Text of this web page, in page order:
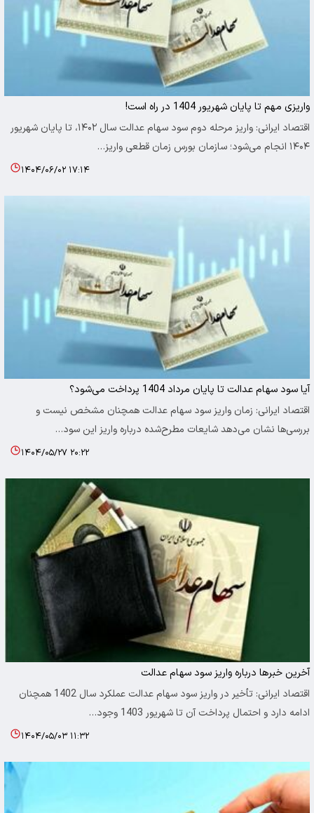
واریزی مهم تا پایان شهریور 1404 در راه است!
اقتصاد ایرانی: واریز مرحله دوم سود سهام عدالت سال ۱۴۰۲، تا پایان شهریور
۱۴۰۴ انجام می‌شود؛ سازمان بورس زمان قطعی واریز…
۱۴۰۴/۰۶/۰۲ ۱۷:۱۴
آیا سود سهام عدالت تا پایان مرداد 1404 پرداخت می‌شود؟
اقتصاد ایرانی: زمان واریز سود سهام عدالت همچنان مشخص نیست و
بررسی‌ها نشان می‌دهد شایعات مطرح‌شده درباره واریز این سود…
۱۴۰۴/۰۵/۲۷ ۲۰:۲۲
آخرین خبرها درباره واریز سود سهام عدالت
اقتصاد ایرانی: تأخیر در واریز سود سهام عدالت عملکرد سال 1402 همچنان
ادامه دارد و احتمال پرداخت آن تا شهریور 1403 وجود…
۱۴۰۴/۰۵/۰۳ ۱۱:۳۲